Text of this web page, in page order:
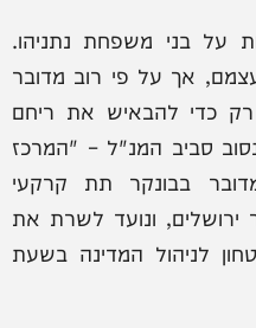
על בני משפחת נתניהו.
אך על פי רוב מדובר
רק כדי להבאיש את ריחם
סביב המנ"ל – "המרכז
בבונקר תת קרקעי
ונועד לשרת את
לניהול המדינה בשעת